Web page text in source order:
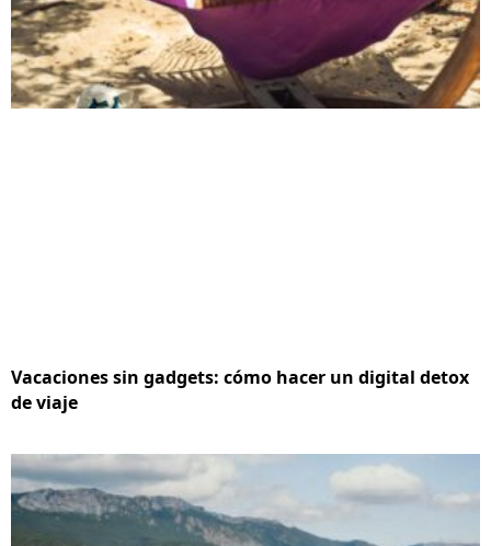
Vacaciones sin gadgets: cómo hacer un digital detox
de viaje